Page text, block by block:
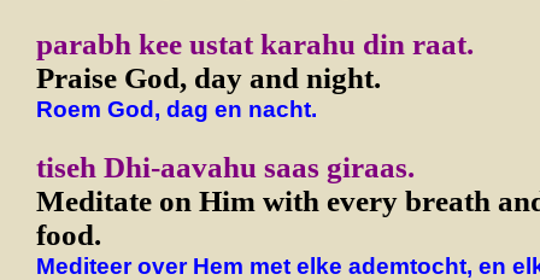
parabh kee ustat karahu din raat.
Praise God, day and night.
Roem God, dag en nacht.
tiseh Dhi-aavahu saas giraas.
Meditate on Him with every breath
food.
Mediteer over Hem met elke ademtocht, en